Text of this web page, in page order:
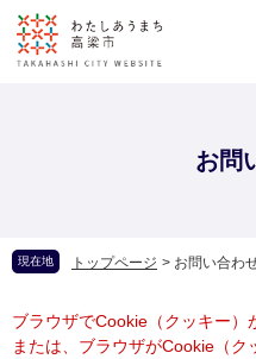
お問
現在地 トップページ > お問い合わ
ブラウザでCookie（クッキー）
または、ブラウザがCookie（